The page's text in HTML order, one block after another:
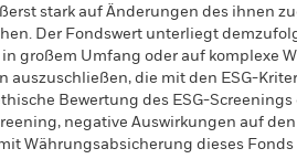
stark auf Änderungen des ihnen
Der Fondswert unterliegt
großem Umfang oder auf komplexe
auszuschließen, die mit den ESG-
Bewertung des ESG-
negative Auswirkungen auf
Währungsabsicherung dieses